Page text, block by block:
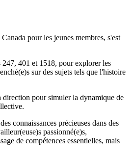
pour les jeunes membres, s'est
401 et 1518, pour explorer les
sur des sujets tels que l'histoire
direction pour simuler la dynamique de
connaissances précieuses dans des
passionné(e)s,
de compétences essentielles, mais